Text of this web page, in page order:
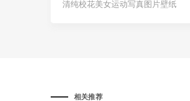
清纯校花美女运动写真图片壁纸
相关推荐